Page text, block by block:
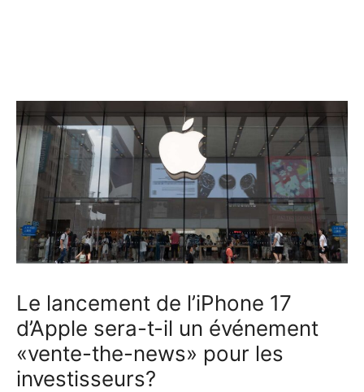
Le lancement de l’iPhone 17
d’Apple sera-t-il un événement
«vente-the-news» pour les
investisseurs?